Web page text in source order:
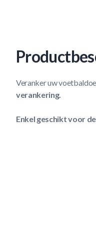
Veranker uw
verankering.
Enkel geschikt voor